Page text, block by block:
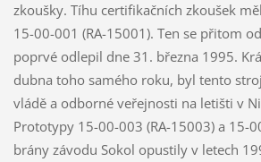
zkoušky. Tíhu certifikačních zkoušek
15-00-001 (RA-15001). Ten se přitom
poprvé odlepil dne 31. března 1995.
dubna toho samého roku, byl tento
vládě a odborné veřejnosti na letišti v
Prototypy 15-00-003 (RA-15003) a 15-
brány závodu Sokol opustily v letech